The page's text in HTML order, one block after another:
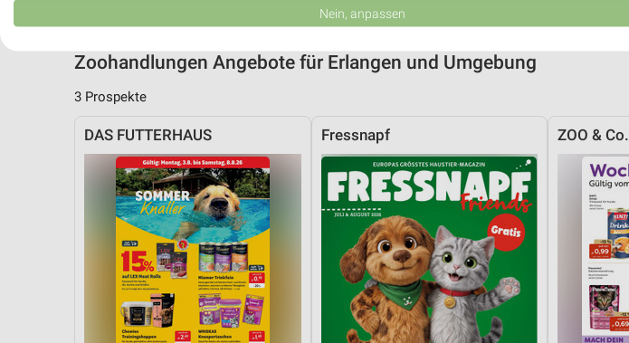
Zoohandlungen Angebote für Erlangen und Umgebung
3 Prospekte
DAS FUTTERHAUS Fressnapf ZOO & Co.
Erstellung von Profilen für personalisierte Werbung
Messung der Werbeleistung
Messung der Performance von Inhalten
Analyse von Zielgruppen durch Statistiken oder Kombinationen von Daten aus verschiedenen
Entwicklung und Verbesserung der Angebote
Verwendung reduzierter Daten zur Auswahl von Inhalten
Nein, anpassen